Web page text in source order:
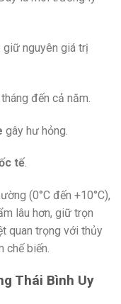
nguyên giá trị
đến cả năm.
gây hư hỏng.
tế.
(0°C đến +10°C),
lâu hơn, giữ trọn
quan trọng với thủy
chế biến.
Thái Bình Uy